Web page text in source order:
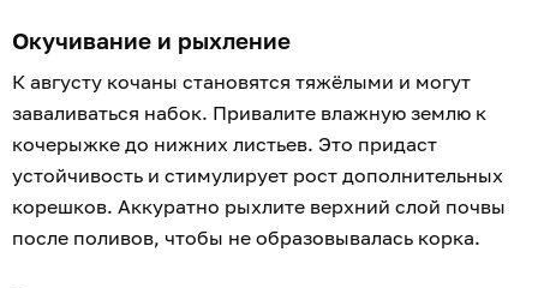
Окучивание и рыхление
К августу кочаны становятся тяжёлыми и могут
заваливаться набок. Привалите влажную землю к
кочерыжке до нижних листьев. Это придаст
устойчивость и стимулирует рост дополнительных
корешков. Аккуратно рыхлите верхний слой почвы
после поливов, чтобы не образовывалась корка.